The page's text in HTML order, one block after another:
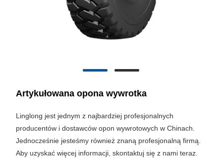
Artykułowana opona wywrotka
Linglong jest jednym z najbardziej profesjonalnych
producentów i dostawców opon wywrotowych w Chinach.
Jednocześnie jesteśmy również znaną profesjonalną firmą.
Aby uzyskać więcej informacji, skontaktuj się z nami teraz.